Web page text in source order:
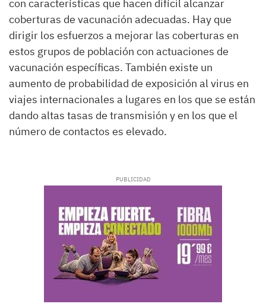
con características que hacen difícil alcanzar
coberturas de vacunación adecuadas. Hay que
dirigir los esfuerzos a mejorar las coberturas en
estos grupos de población con actuaciones de
vacunación específicas. También existe un
aumento de probabilidad de exposición al virus en
viajes internacionales a lugares en los que se están
dando altas tasas de transmisión y en los que el
número de contactos es elevado.